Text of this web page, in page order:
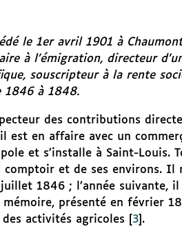
le 1er avril 1901 à
à l’émigration, directeur
souscripteur à la rente
1846 à 1848.
des contributions
est en affaire avec un
et s’installe à Saint-Louis.
comptoir et de ses environs.
1846 ; l’année suivante,
présenté en février
activités agricoles
3] .